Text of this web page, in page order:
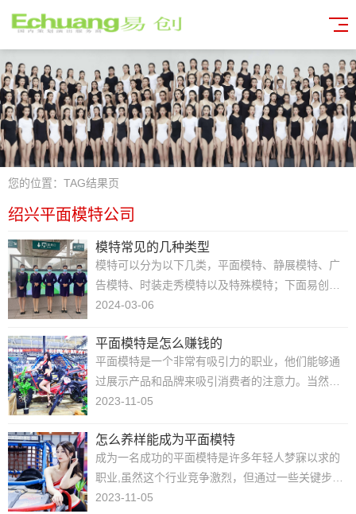
您的位置： TAG结果页
绍兴平面模特公司
模特常见的几种类型
模特可以分为以下几类，平面模特、静展模特、广
告模特、时装走秀模特以及特殊模特；下面易创金
华模特公司就给大家解答下不同模特类型的具体工
高，比如长相气质年龄风格都要符合产品的定位，
身高体重身材等也要符合要求，这种模特在各类模
特种也是比较难安排......
2024-03-06
平面模特是怎么赚钱的
平面模特是一个非常有吸引力的职业，他们能够通
过展示产品和品牌来吸引消费者的注意力。当然，
作为一名平面模特，赚取收入是必不可少的。下面
式：广告拍摄：平面模特通常会参与各种广告拍摄
项目，包括电视广告、平面广告和网上广告。这些
广告项目可能是品牌......
2023-11-05
怎么养样能成为平面模特
成为一名成功的平面模特是许多年轻人梦寐以求的
职业,虽然这个行业竞争激烈，但通过一些关键步
骤，你可以在这个行业中脱颖而出。以下是南京模
2023-11-05